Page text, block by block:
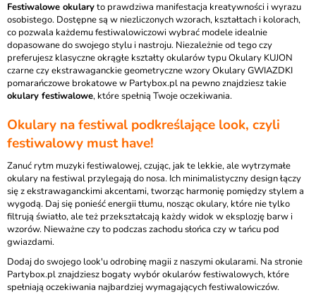
Festiwalowe okularyto prawdziwa manifestacja kreatywności i wyrazu
osobistego. Dostępne są w niezliczonych wzorach, kształtach i kolorach,
co pozwala każdemu festiwalowiczowi wybrać modele idealnie
dopasowane do swojego stylu i nastroju. Niezależnie od tego czy
preferujesz klasyczne okrągłe kształty okularów typu Okulary KUJON
czarne czy ekstrawaganckie geometryczne wzory Okulary GWIAZDKI
pomarańczowe brokatowe w Partybox.pl na pewno znajdziesz takie
okulary festiwalowe, które spełnią Twoje oczekiwania.
Okulary na festiwal podkreślające look, czyli
festiwalowy must have!
Zanuć rytm muzyki festiwalowej, czując, jak te lekkie, ale wytrzymałe
okulary na festiwal przylegają do nosa. Ich minimalistyczny design łączy
się z ekstrawaganckimi akcentami, tworząc harmonię pomiędzy stylem a
wygodą. Daj się ponieść energii tłumu, nosząc okulary, które nie tylko
filtrują światło, ale też przekształcają każdy widok w eksplozję barw i
wzorów. Nieważne czy to podczas zachodu słońca czy w tańcu pod
gwiazdami.
Dodaj do swojego look'u odrobinę magii z naszymi okularami. Na stronie
Partybox.pl znajdziesz bogaty wybór okularów festiwalowych, które
spełniają oczekiwania najbardziej wymagających festiwalowiczów.